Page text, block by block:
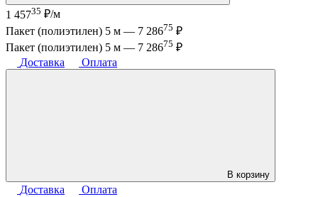
1 45735 ₽/м
Пакет (полиэтилен) 5 м — 7 28675 ₽
Пакет (полиэтилен) 5 м — 7 28675 ₽
Доставка
Оплата
В корзину
Доставка Оплата